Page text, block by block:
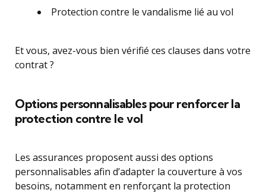
Protection contre le vandalisme lié au vol
Et vous, avez-vous bien vérifié ces clauses dans votre
contrat ?
Options personnalisables pour renforcer la
protection contre le vol
Les assurances proposent aussi des options
personnalisables afin d’adapter la couverture à vos
besoins, notamment en renforçant la protection